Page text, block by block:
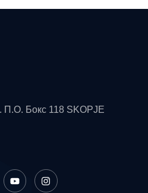
П.О. Бокс 118 SKOPJE